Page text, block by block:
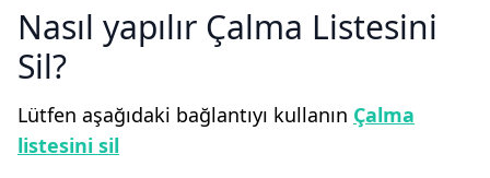
Nasıl yapılır Çalma Listesini
Sil
Lütfen aşağıdaki bağlantıyı kullanın Çalma
listesini sil